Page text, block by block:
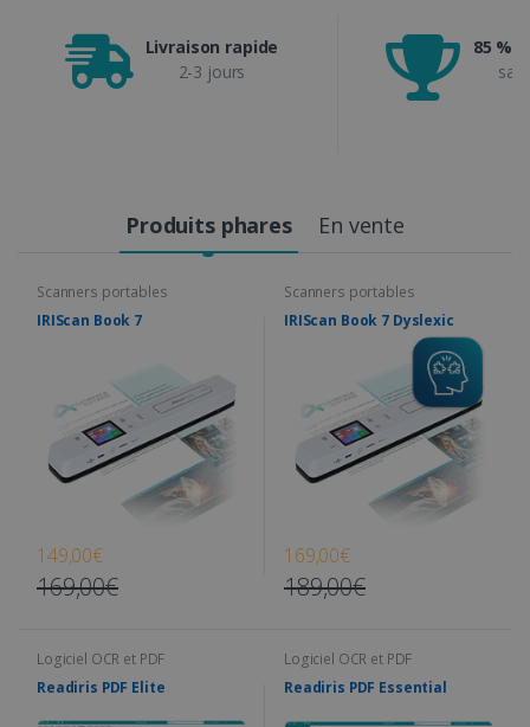
Livraison rapide
2-3 jours
85 %
Produits phares En vente
Scanners portables
IRIScan Book 7
149,00€
169,00€
Scanners portables
IRIScan Book 7 Dyslexic
169,00€
189,00€
Logiciel OCR et PDF
Readiris PDF Elite
Logiciel OCR et PDF
Readiris PDF Essential